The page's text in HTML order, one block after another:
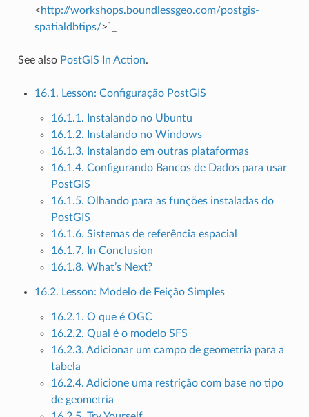
<http://workshops.boundlessgeo.com/postgis-
spatialdbtips/>`_
See also PostGIS In Action.
16.1. Lesson: Configuração PostGIS
16.1.1. Instalando no Ubuntu
16.1.2. Instalando no Windows
16.1.3. Instalando em outras plataformas
16.1.4. Configurando Bancos de Dados para usar
PostGIS
16.1.5. Olhando para as funções instaladas do
PostGIS
16.1.6. Sistemas de referência espacial
16.1.7. In Conclusion
16.1.8. What’s Next?
16.2. Lesson: Modelo de Feição Simples
16.2.1. O que é OGC
16.2.2. Qual é o modelo SFS
16.2.3. Adicionar um campo de geometria para a
tabela
16.2.4. Adicione uma restrição com base no tipo
de geometria